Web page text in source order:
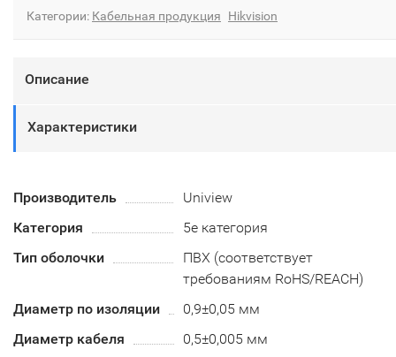
Категории: Кабельная продукция Hikvision
Описание
Характеристики
Производитель
Uniview
Категория
5e категория
Тип оболочки
ПВХ (соответствует
требованиям RoHS/REACH)
Диаметр по изоляции
0,9±0,05 мм
Диаметр кабеля
0,5±0,005 мм